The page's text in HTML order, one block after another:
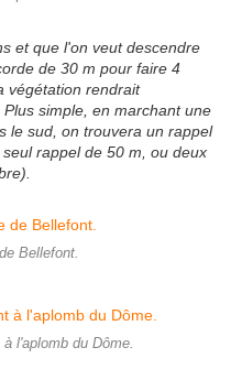
et que l'on veut descendre
de 30 m pour faire 4
végétation rendrait
simple, en marchant une
le sud, on trouvera un rappel
rappel de 50 m, ou deux
Bellefont.
l'aplomb du Dôme.